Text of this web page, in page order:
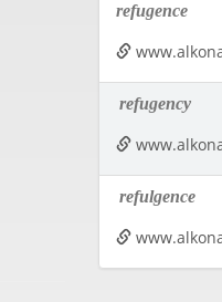
refugence
refugency
refulgence